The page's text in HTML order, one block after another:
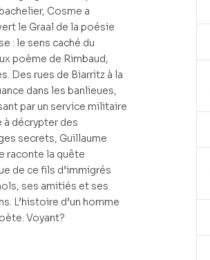
Cosme a
le Graal de la poésie
: le sens caché du
poème de Rimbaud,
Des rues de Biarritz à la
dans les banlieues,
par un service militaire
à décrypter des
secrets, Guillaume
raconte la quête
de ce fils d’immigrés
ses amitiés et ses
L’histoire d’un homme
Voyant?